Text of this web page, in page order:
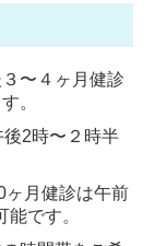
〜４ヶ月健診
。
後2時〜２時半
ヶ月健診は午前
です。